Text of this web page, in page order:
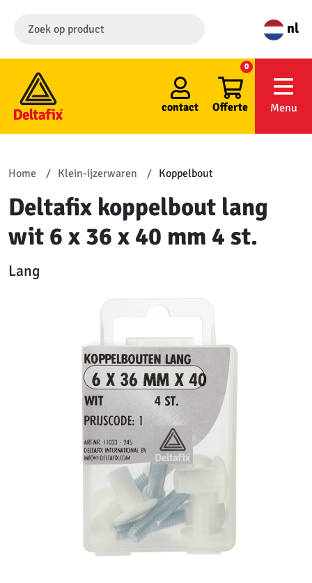
nl
contact Offerte
0
Menu
Home Klein-ijzerwaren Koppelbout
Deltafix koppelbout lang
wit 6 x 36 x 40 mm 4 st.
Lang